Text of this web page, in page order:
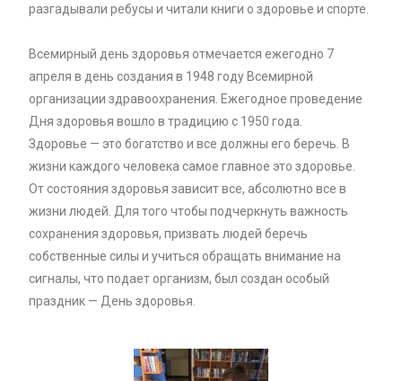
разгадывали ребусы и читали книги о здоровье и спорте.
Всемирный день здоровья отмечается ежегодно 7
апреля в день создания в 1948 году Всемирной
организации здравоохранения. Ежегодное проведение
Дня здоровья вошло в традицию с 1950 года.
Здоровье — это богатство и все должны его беречь. В
жизни каждого человека самое главное это здоровье.
От состояния здоровья зависит все, абсолютно все в
жизни людей. Для того чтобы подчеркнуть важность
сохранения здоровья, призвать людей беречь
собственные силы и учиться обращать внимание на
сигналы, что подает организм, был создан особый
праздник — День здоровья.